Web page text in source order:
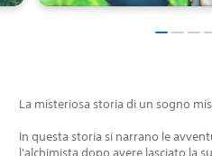
La misteriosa storia di un sogno
In questa storia si narrano le
l'alchimista dopo avere lasciato la